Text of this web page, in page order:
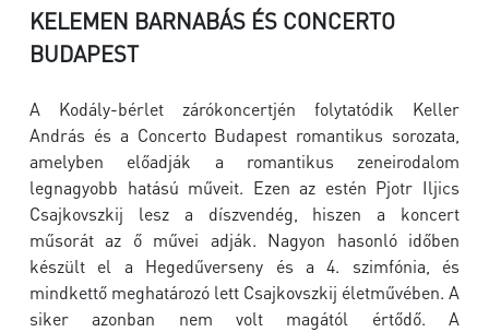
KELEMEN BARNABÁS ÉS CONCERTO
BUDAPEST
A Kodály-bérlet zárókoncertjén folytatódik Keller
András és a Concerto Budapest romantikus sorozata,
amelyben előadják a romantikus zeneirodalom
legnagyobb hatású műveit. Ezen az estén Pjotr Iljics
Csajkovszkij lesz a díszvendég, hiszen a koncert
műsorát az ő művei adják. Nagyon hasonló időben
készült el a Hegedűverseny és a 4. szimfónia, és
mindkettő meghatározó lett Csajkovszkij életművében. A
siker azonban nem volt magától értődő. A